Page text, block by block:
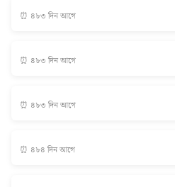
⏰ ৪৮৩ দিন আগে
⏰ ৪৮৩ দিন আগে
⏰ ৪৮৩ দিন আগে
⏰ ৪৮৪ দিন আগে